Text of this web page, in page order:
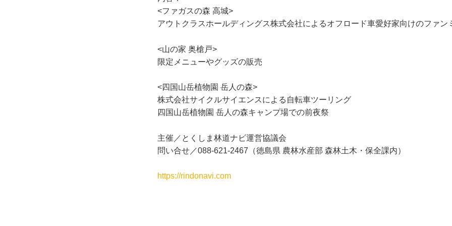
<ファガスの森 高城>
アウトクラスホールディングス株式会社によるオフロード車愛好家向けのファン
<山の家 奥槍戸>
限定メニューやグッズの販売
<四国山岳植物園 岳人の森>
株式会社サイクルサイエンスによる自転車ツーリング
四国山岳植物園 岳人の森キャンプ場での前夜祭
主催／とくしま林道ナビ運営協議会
問い合せ／088-621-2467（徳島県 農林水産部 森林土木・保全課内）
https://rindonavi.com